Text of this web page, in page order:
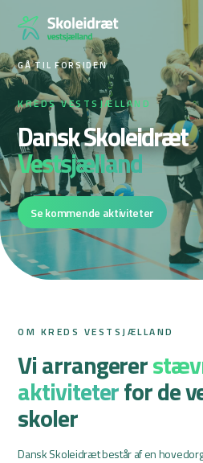
indhold
GÅ TIL FORSIDEN
KREDS VESTSJÆLLAND
Dansk Skoleidræt
Vestsjælland
Se kommende aktiviteter
OM KREDS VESTSJÆLLAND
Vi arrangerer
aktiviteterfor de
skoler
Dansk Skoleidræt består af en